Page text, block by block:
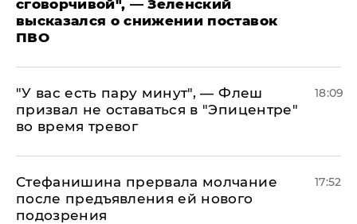
сговорчивой", — Зеленский
высказался о снижении поставок
ПВО
​"У вас есть пару минут", — Флеш
призвал не оставаться в "Эпицентре"
во время тревог
18:09
Стефанишина прервала молчание
после предъявления ей нового
подозрения
17:52